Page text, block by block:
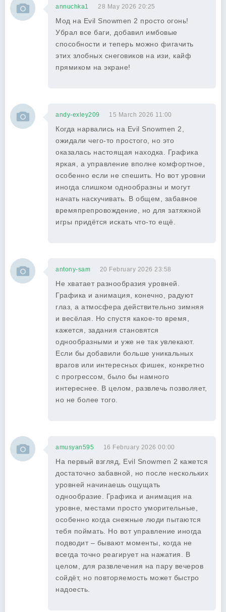
annuchka1 28 May 2026 20:25
Мод на Evil Snowmen 2 просто огонь!
Убрал все баги, добавил имбовые
способности и теперь можно фигачить
этих злобных снеговиков на изи, кайф
прямиком на экране!
andy-exley209 15 March 2026 11:00
Когда нарвались на Evil Snowmen 2,
ожидали чего-то простого, но это
оказалась настоящая находка. Графика
яркая, а управление вполне комфортное,
особенно если не спешить. Но вот уровни
иногда слишком однообразны и могут
начать наскучивать. В общем, забавное
времяпрепровождение, но для затяжной
игры придётся искать что-то ещё.
antony-sam 20 February 2026 23:58
Не хватает разнообразия уровней.
Графика и анимация, конечно, радуют
глаз, а атмосфера действительно зимняя
и весёлая. Но спустя какое-то время,
кажется, задания становятся
однообразными и уже не так увлекают.
Если бы добавили больше уникальных
врагов или интересных фишек, конкретно
с прогрессом, было бы намного
интереснее. В целом, развлечь позволяет,
но не более того.
amusyan595 16 February 2026 00:00
На первый взгляд, Evil Snowmen 2 кажется
достаточно забавной, но после нескольких
уровней начинаешь ощущать
однообразие. Графика и анимация на
уровне, местами просто уморительные,
особенно когда снежные люди пытаются
тебя поймать. Но вот управление иногда
подводит – бывают моменты, когда не
всегда точно реагирует на нажатия. В
целом, для развлечения на пару вечеров
сойдёт, но повторяемость может быстро
надоесть.